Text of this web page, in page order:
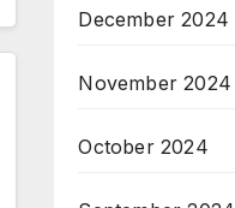
December 2024
November 2024
October 2024